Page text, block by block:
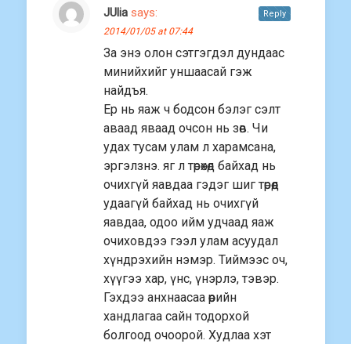
JUlia says:
2014/01/05 at 07:44
За энэ олон сэтгэгдэл дундаас
минийхийг уншаасай гэж
найдъя.
Ер нь яаж ч бодсон бэлэг сэлт
аваад яваад очсон нь зөв. Чи
удах тусам улам л харамсана,
эргэлзнэ. яг л төрөхөд байхад нь
очихгүй яавдаа гэдэг шиг төрөөд
удаагүй байхад нь очихгүй
яавдаа, одоо ийм удчаад яаж
очиховдээ гээл улам асуудал
хүндрэхийн нэмэр. Тиймээс оч,
хүүгээ хар, үнс, үнэрлэ, тэвэр.
Гэхдээ анхнаасаа өөрийн
хандлагаа сайн тодорхой
болгоод очоорой. Худлаа хэт
Reply